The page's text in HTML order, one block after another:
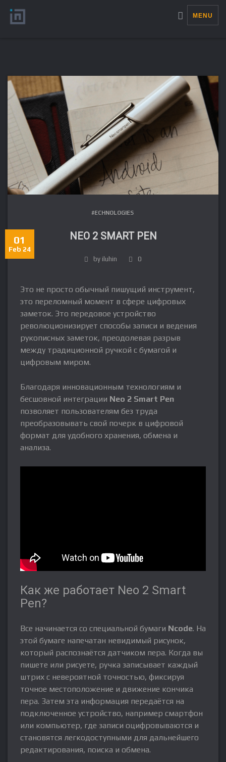
MENU
#ECHNOLOGIES
NEO 2 SMART PEN
01
Feb 24
by iluhin
0
Это не просто обычный пишущий инструмент,
это переломный момент в сфере цифровых
заметок. Это передовое устройство
революционизирует способы записи и ведения
рукописных заметок, преодолевая разрыв
между традиционной ручкой с бумагой и
цифровым миром.
Благодаря инновационным технологиям и
бесшовной интеграции Neo 2 Smart Pen
позволяет пользователям без труда
преобразовывать свой почерк в цифровой
формат для удобного хранения, обмена и
анализа.
Как же работает Neo 2 Smart
Pen?
Все начинается со специальной бумаги Ncode. На
этой бумаге напечатан невидимый рисунок,
который распознаётся датчиком пера. Когда вы
пишете или рисуете, ручка записывает каждый
штрих с невероятной точностью, фиксируя
точное местоположение и движение кончика
пера. Затем эта информация передаётся на
подключенное устройство, например смартфон
или компьютер, где записи оцифровываются и
становятся легкодоступными для дальнейшего
редактирования, поиска и обмена.